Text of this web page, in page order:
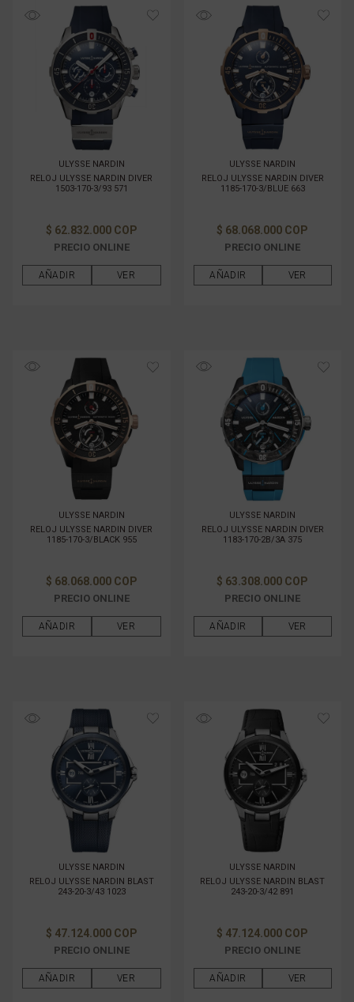
ULYSSE NARDIN
RELOJ ULYSSE NARDIN DIVER
1503-170-3/93 571
$ 62.832.000 COP
PRECIO ONLINE
AÑADIR VER
ULYSSE NARDIN
RELOJ ULYSSE NARDIN DIVER
1185-170-3/BLUE 663
$ 68.068.000 COP
PRECIO ONLINE
AÑADIR VER
ULYSSE NARDIN
RELOJ ULYSSE NARDIN DIVER
1185-170-3/BLACK 955
$ 68.068.000 COP
PRECIO ONLINE
AÑADIR VER
ULYSSE NARDIN
RELOJ ULYSSE NARDIN DIVER
1183-170-2B/3A 375
$ 63.308.000 COP
PRECIO ONLINE
AÑADIR VER
ULYSSE NARDIN
RELOJ ULYSSE NARDIN BLAST
243-20-3/43 1023
$ 47.124.000 COP
PRECIO ONLINE
AÑADIR VER
ULYSSE NARDIN
RELOJ ULYSSE NARDIN BLAST
243-20-3/42 891
$ 47.124.000 COP
PRECIO ONLINE
AÑADIR VER